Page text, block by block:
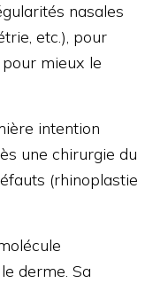
nasales
etc.), pour
mieux le
intention
une chirurgie du
(rhinoplastie
derme. Sa